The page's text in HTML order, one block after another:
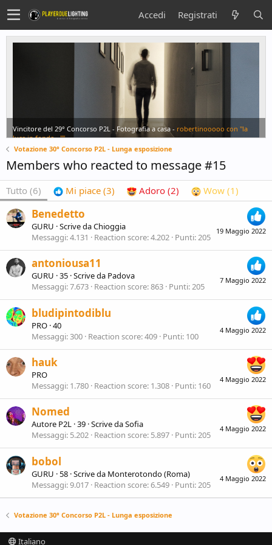
Accedi Registrati
Vincitore del 29° Concorso P2L - Fotografia a casa - robertinooooo con "la
luce in fondo...""
Votazione 30° Concorso P2L - Lunga esposizione
Members who reacted to message #15
Tutto (6) Mi piace (3) Adoro (2) Wow (1)
19 Maggio 2022
Benedetto
GURU ·Scrive daChioggia
Messaggi 4.131 Reaction score 4.202 Punti 205
7 Maggio 2022
antoniousa11
GURU ·35 ·Scrive da Padova
Messaggi 7.673 Reaction score 863 Punti 205
4 Maggio 2022
bludipintodiblu
PRO ·40
Messaggi 300 Reaction score 409 Punti 100
4 Maggio 2022
hauk
PRO
Messaggi 1.780 Reaction score 1.308 Punti 160
4 Maggio 2022
Nomed
Autore P2L ·39 ·Scrive daSofia
Messaggi 5.202 Reaction score 5.897 Punti 205
4 Maggio 2022
bobol
GURU · 58 ·Scrive da Monterotondo (Roma)
Messaggi 9.017 Reaction score 6.549 Punti 205
Votazione 30° Concorso P2L - Lunga esposizione
Italiano